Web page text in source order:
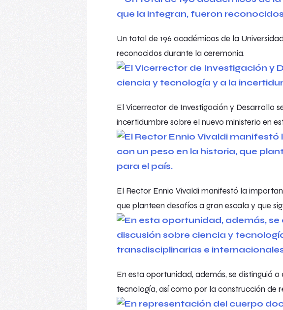
Un total de 196 académicos de la
reconocidos durante la ceremonia.
El Vicerrector de Investigación y Desarrollo
incertidumbre sobre el nuevo ministerio en
El Rector Ennio Vivaldi manifestó la
que planteen desafíos a gran escala y que
En esta oportunidad, además, se distinguió
tecnología, así como por la construcción de